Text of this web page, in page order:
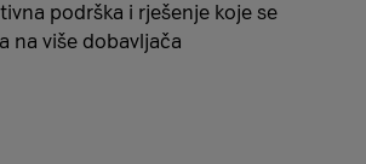
podrška i rješenje koje se
na više dobavljača